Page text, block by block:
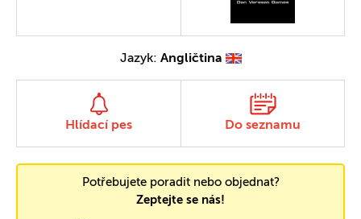
Jazyk: Angličtina
Hlídací pes Do seznamu
Potřebujete poradit nebo objednat?
Zeptejte se nás!